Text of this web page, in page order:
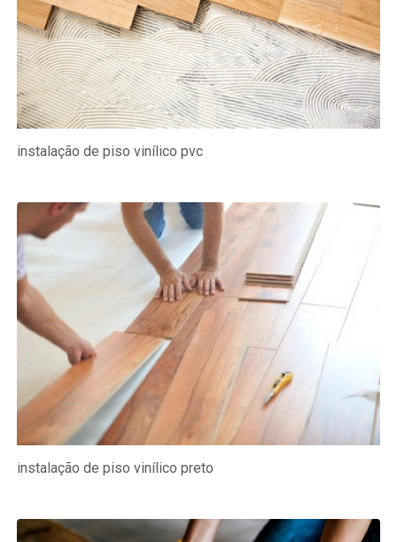
instalação de piso vinílico pvc
instalação de piso vinílico preto